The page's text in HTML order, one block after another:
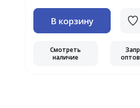
В корзину
Смотреть
наличие